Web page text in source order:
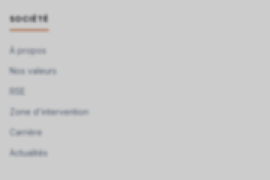
SOCIÉTÉ
À propos
Nos valeurs
RSE
Zone d'intervention
Carrière
Actualités